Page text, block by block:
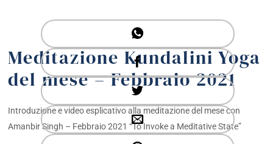
Meditazione Kundalini Yoga
del mese – Febbraio 2021
Introduzione e video esplicativo alla meditazione del mese con
Amanbir Singh – Febbraio 2021 “To Invoke a Meditative State”